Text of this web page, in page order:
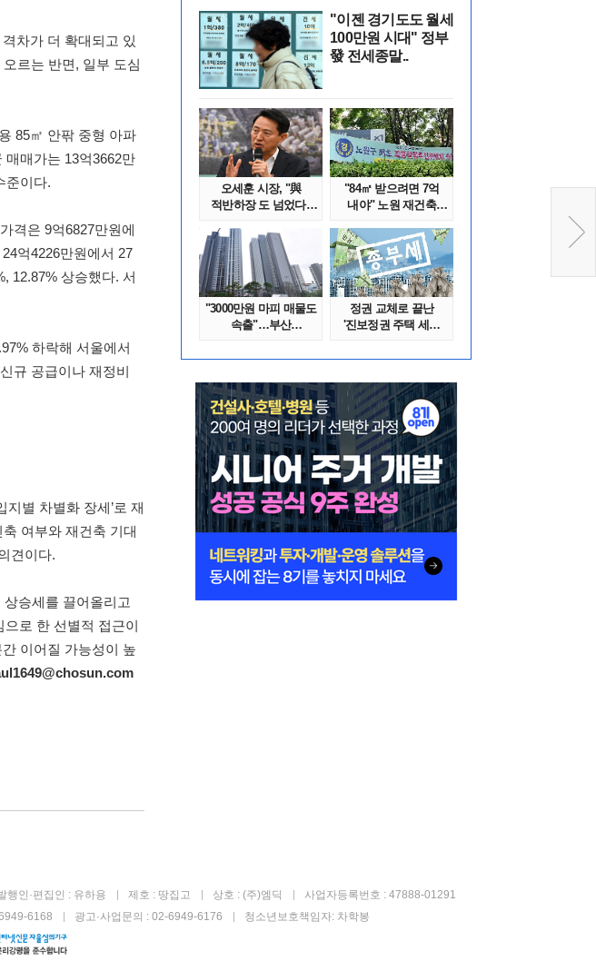
차가 더 확대되고 있
르는 반면, 일부 도심
85㎡ 안팎 중형 아파
매매가는 13억3662만
준이다.
격은 9억6827만원에
억4226만원에서 27
12.87% 상승했다. 서
하락해 서울에서
규 공급이나 재정비
지별 차별화 장세’로 재
여부와 재건축 기대
견이다.
승세를 끌어올리고
으로 한 선별적 접근이
이어질 가능성이 높
"이젠 경기도도 월세
100만원 시대" 정부
發 전세종말..
오세훈 시장, "與
적반하장 도 넘었다"
"84㎡ 받으려면 7억
내야" 노원 재건축
"3000만원 마피 매물도
속출"…부산
정권 교체로 끝난
'진보정권 주택 세금
행인·편집인 : 유하용 제호 : 땅집고 상호 : (주)엠딕
사업자등록번호 : 47888-01291
6168 광고·사업문의 : 02-6949-6176
청소년보호책임자: 차학봉